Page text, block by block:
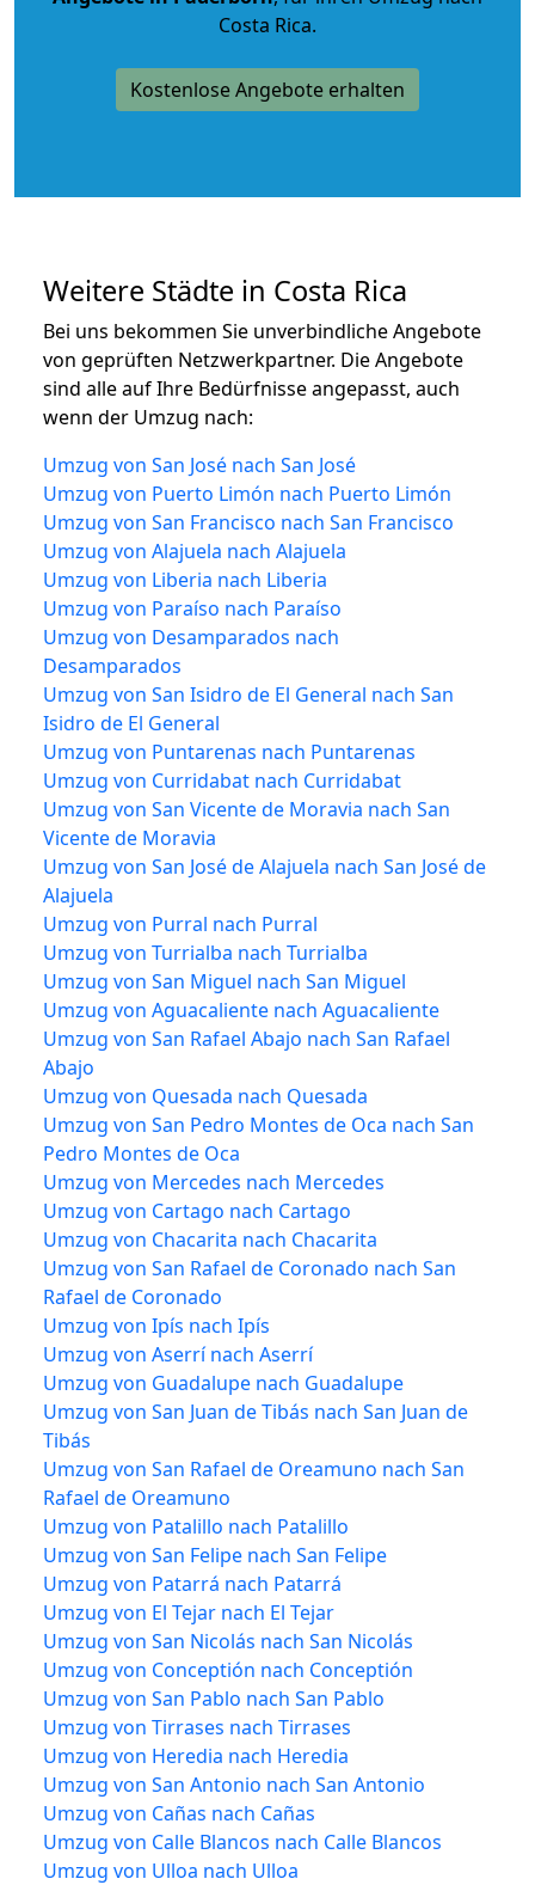
Costa Rica.
Kostenlose Angebote erhalten
Weitere Städte in Costa Rica
Bei uns bekommen Sie unverbindliche Angebote
von geprüften Netzwerkpartner. Die Angebote
sind alle auf Ihre Bedürfnisse angepasst, auch
wenn der Umzug nach:
Umzug von San José nach San José
Umzug von Puerto Limón nach Puerto Limón
Umzug von San Francisco nach San Francisco
Umzug von Alajuela nach Alajuela
Umzug von Liberia nach Liberia
Umzug von Paraíso nach Paraíso
Umzug von Desamparados nach
Desamparados
Umzug von San Isidro de El General nach San
Isidro de El General
Umzug von Puntarenas nach Puntarenas
Umzug von Curridabat nach Curridabat
Umzug von San Vicente de Moravia nach San
Vicente de Moravia
Umzug von San José de Alajuela nach San José de
Alajuela
Umzug von Purral nach Purral
Umzug von Turrialba nach Turrialba
Umzug von San Miguel nach San Miguel
Umzug von Aguacaliente nach Aguacaliente
Umzug von San Rafael Abajo nach San Rafael
Abajo
Umzug von Quesada nach Quesada
Umzug von San Pedro Montes de Oca nach San
Pedro Montes de Oca
Umzug von Mercedes nach Mercedes
Umzug von Cartago nach Cartago
Umzug von Chacarita nach Chacarita
Umzug von San Rafael de Coronado nach San
Rafael de Coronado
Umzug von Ipís nach Ipís
Umzug von Aserrí nach Aserrí
Umzug von Guadalupe nach Guadalupe
Umzug von San Juan de Tibás nach San Juan de
Tibás
Umzug von San Rafael de Oreamuno nach San
Rafael de Oreamuno
Umzug von Patalillo nach Patalillo
Umzug von San Felipe nach San Felipe
Umzug von Patarrá nach Patarrá
Umzug von El Tejar nach El Tejar
Umzug von San Nicolás nach San Nicolás
Umzug von Conceptión nach Conceptión
Umzug von San Pablo nach San Pablo
Umzug von Tirrases nach Tirrases
Umzug von Heredia nach Heredia
Umzug von San Antonio nach San Antonio
Umzug von Cañas nach Cañas
Umzug von Calle Blancos nach Calle Blancos
Umzug von Ulloa nach Ulloa